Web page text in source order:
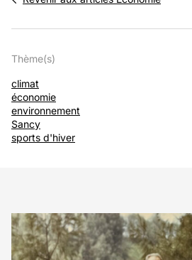
Thème(s)
climat
économie
environnement
Sancy
sports d'hiver